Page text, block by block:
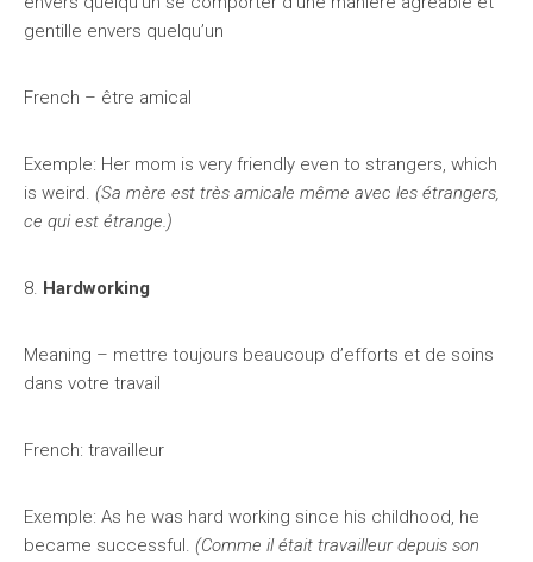
gentille envers quelqu’un
French – être amical
Exemple: Her mom is very friendly even to strangers, which
is weird. (Sa mère est très amicale même avec les étrangers,
ce qui est étrange.)
8. Hardworking
Meaning – mettre toujours beaucoup d’efforts et de soins
dans votre travail
French: travailleur
Exemple: As he was hard working since his childhood, he
became successful. (Comme il était travailleur depuis son